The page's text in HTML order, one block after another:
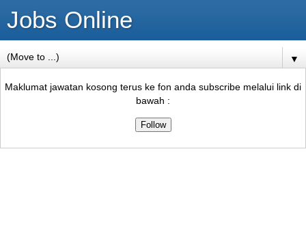
Jobs Online
▼
Maklumat jawatan kosong terus ke fon anda subscribe melalui link di
bawah :